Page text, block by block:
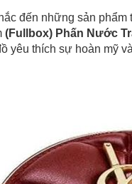
đến những sản
(Fullbox) Phấn Nước
yêu thích sự hoàn mỹ